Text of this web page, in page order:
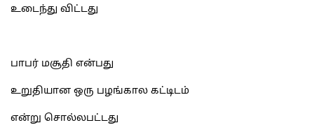
உடைந்து விட்டது
பாபர் மசூதி என்பது
உறுதியான ஒரு பழங்கால கட்டிடம்
என்று சொல்லபட்டது